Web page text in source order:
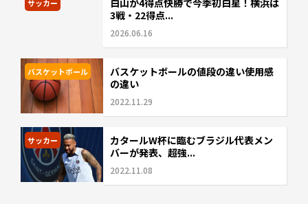
サッカー
白山が4得点快勝で今季初白星！横浜は
3戦・22得点...
2026.06.16
バスケットボール
バスケットボールの値段の違い使用感
の違い
2022.11.29
サッカー
カタールW杯に臨むブラジル代表メン
バーが発表、超強...
2022.11.08